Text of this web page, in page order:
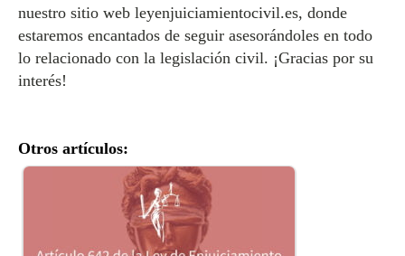
nuestro sitio web leyenjuiciamientocivil.es, donde
estaremos encantados de seguir asesorándoles en todo
lo relacionado con la legislación civil. ¡Gracias por su
interés!
Otros artículos: